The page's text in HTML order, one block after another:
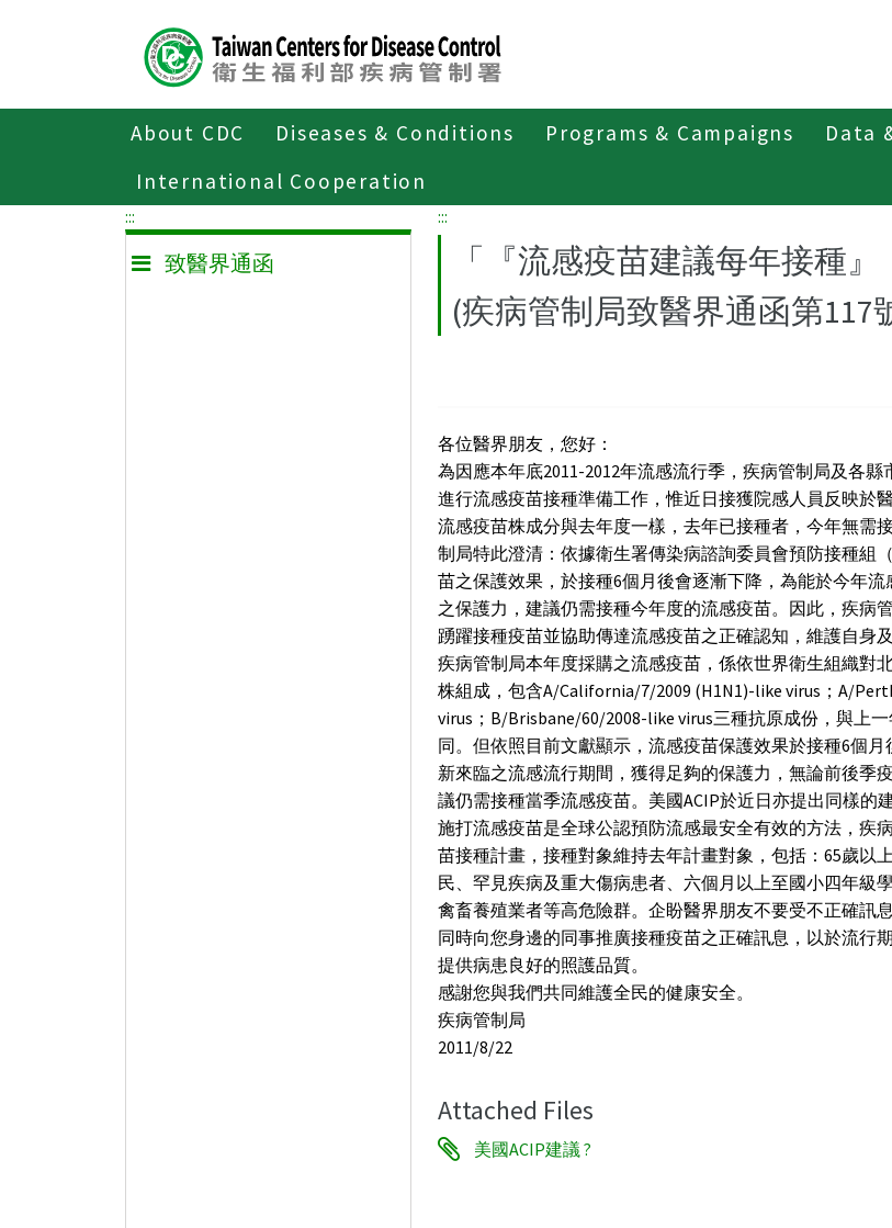
About CDC Diseases & Conditions Programs & Campaigns
Data
International Cooperation
致醫界通函
:::
致醫界通函
:::
「『流感疫苗建議每年接種
(疾病管制局致醫界通函第117
各位醫界朋友，您好：
為因應本年底2011-2012年流感流行季，疾病管制局及各
進行流感疫苗接種準備工作，惟近日接獲院感人員反映於
流感疫苗株成分與去年度一樣，去年已接種者，今年無需
制局特此澄清：依據衛生署傳染病諮詢委員會預防接種組
苗之保護效果，於接種6個月後會逐漸下降，為能於今年
之保護力，建議仍需接種今年度的流感疫苗。因此，疾病
踴躍接種疫苗並協助傳達流感疫苗之正確認知，維護自身及
疾病管制局本年度採購之流感疫苗，係依世界衛生組織對
株組成，包含A/California/7/2009 (H1N1)-like virus；A/
virus；B/Brisbane/60/2008-like virus三種抗原成份，與上
同。但依照目前文獻顯示，流感疫苗保護效果於接種6個
新來臨之流感流行期間，獲得足夠的保護力，無論前後季
議仍需接種當季流感疫苗。美國ACIP於近日亦提出同樣的
施打流感疫苗是全球公認預防流感最安全有效的方法，疾
苗接種計畫，接種對象維持去年計畫對象，包括：65歲以
民、罕見疾病及重大傷病患者、六個月以上至國小四年級
禽畜養殖業者等高危險群。企盼醫界朋友不要受不正確訊
同時向您身邊的同事推廣接種疫苗之正確訊息，以於流行
提供病患良好的照護品質。
感謝您與我們共同維護全民的健康安全。
疾病管制局
2011/8/22
Attached Files
美國ACIP建議 ?